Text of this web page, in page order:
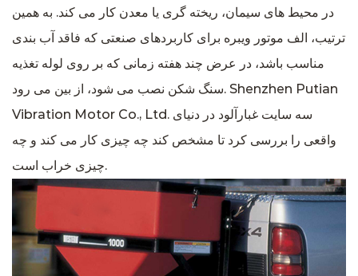
در محیط های سیمان، ریخته گری یا معدن کار می کند. به همین
ترتیب، الف موتور ویبره برای کاربردهای صنعتی که فاقد آب بندی
مناسب باشد، در عرض چند هفته زمانی که بر روی لوله تغذیه
سنگ شکن نصب می شود، از بین می رود. Shenzhen Putian
Vibration Motor Co., Ltd. سه سایت غبارآلود در دنیای
واقعی را بررسی کرد تا مشخص کند چه چیزی کار می کند و چه
چیزی خراب است.